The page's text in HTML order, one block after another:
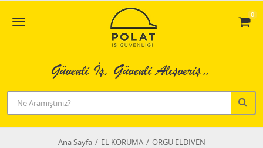
0
Ana Sayfa EL KORUMA ÖRGÜ ELDİVEN